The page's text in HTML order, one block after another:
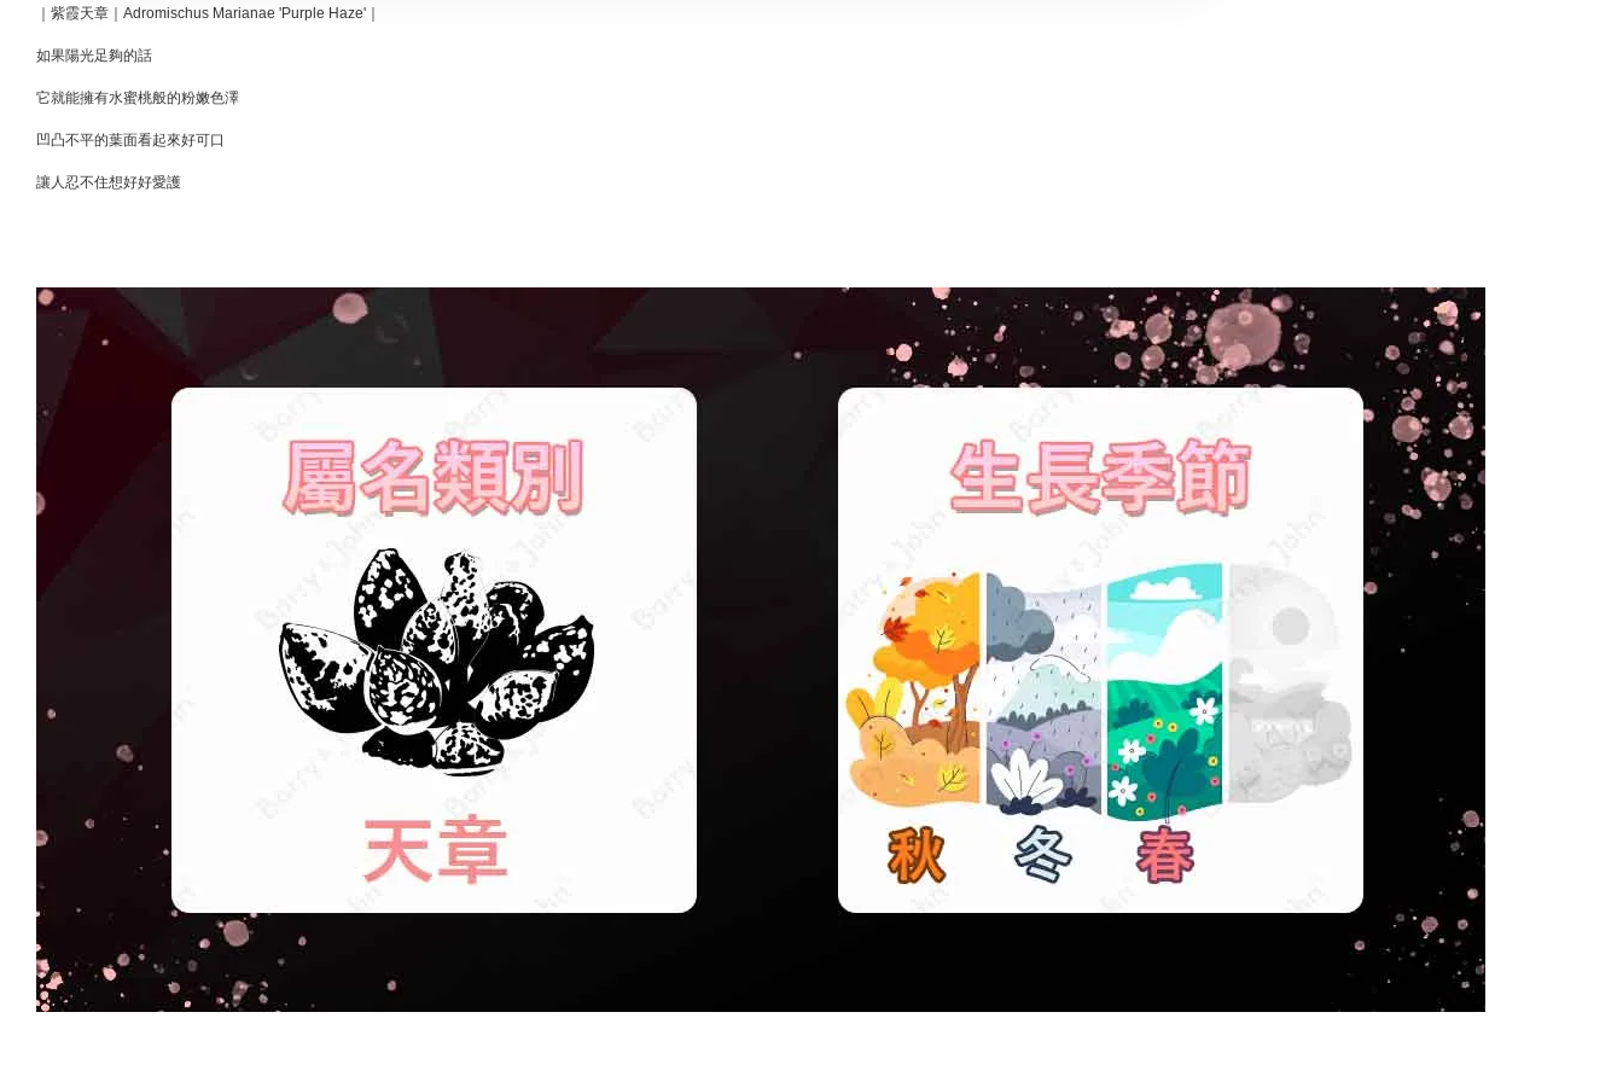
｜紫霞天章｜Adromischus Marianae 'Purple Haze'｜
如果陽光足夠的話
它就能擁有水蜜桃般的粉嫩色澤
凹凸不平的葉面看起來好可口
讓人忍不住想好好愛護